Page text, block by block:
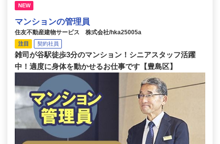
NEW
マンションの管理員
住友不動産建物サービス 株式会社/hka25005a
注目 契約社員
雑司が谷駅徒歩3分のマンション！シニアスタッフ活躍
中！適度に身体を動かせるお仕事です【豊島区】